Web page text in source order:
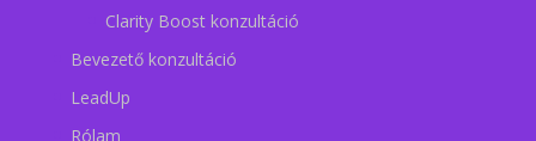
Clarity Boost konzultáció
Bevezető konzultáció
LeadUp
Rólam